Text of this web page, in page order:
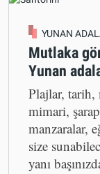
YUNAN
Mutlaka
Yunan
Plajlar,
mimari,
manzaralar,
size
yanı